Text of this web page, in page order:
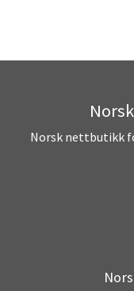
Norsk nettbutikk